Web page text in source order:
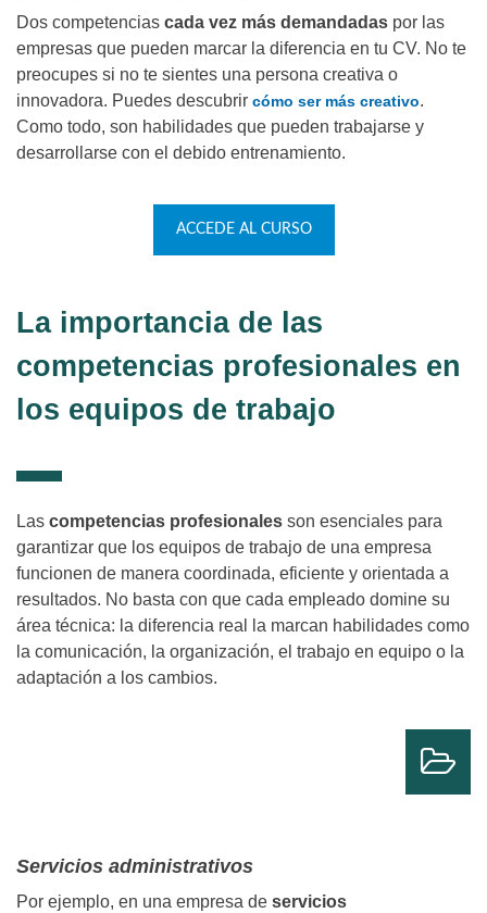
Dos competencias cada vez más demandadas por las
empresas que pueden marcar la diferencia en tu CV. No te
preocupes si no te sientes una persona creativa o
innovadora. Puedes descubrir cómo ser más creativo.
Como todo, son habilidades que pueden trabajarse y
desarrollarse con el debido entrenamiento.
ACCEDE AL CURSO
La importancia de las
competencias profesionales en
los equipos de trabajo
Las competencias profesionales son esenciales para
garantizar que los equipos de trabajo de una empresa
funcionen de manera coordinada, eficiente y orientada a
resultados. No basta con que cada empleado domine su
área técnica: la diferencia real la marcan habilidades como
la comunicación, la organización, el trabajo en equipo o la
adaptación a los cambios.
Servicios administrativos
Por ejemplo, en una empresa de servicios